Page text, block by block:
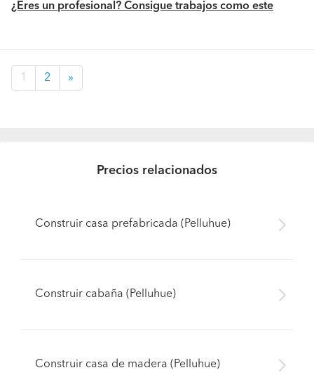
¿Eres un profesional? Consigue trabajos como este
1 2 »
Precios relacionados
Construir casa prefabricada (Pelluhue)
Construir cabaña (Pelluhue)
Construir casa de madera (Pelluhue)